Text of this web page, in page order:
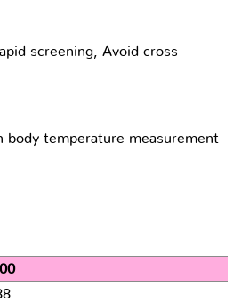
screening, Avoid cross
body temperature measurement